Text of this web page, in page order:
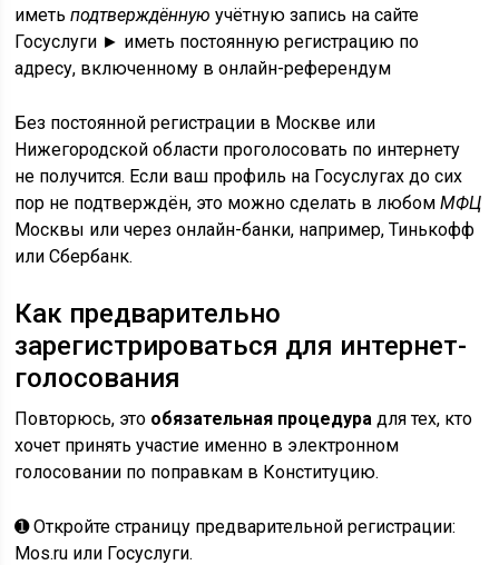
иметьподтверждённую учётную запись на сайте
Госуслуги ► иметь постоянную регистрацию по
адресу, включенному в онлайн-референдум
Без постоянной регистрации в Москве или
Нижегородской области проголосовать по интернету
не получится. Если ваш профиль на Госуслугах до сих
пор не подтверждён, это можно сделать в любомМФЦ
Москвы или через онлайн-банки, например, Тинькофф
или Сбербанк.
Как предварительно
зарегистрироваться для интернет-
голосования
Повторюсь, это обязательная процедура для тех, кто
хочет принять участие именно в электронном
голосовании по поправкам в Конституцию.
➊ Откройте страницу предварительной регистрации:
Mos.ru или Госуслуги.